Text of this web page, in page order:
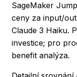
SageMaker
ceny za input/
Claude 3 Haiku.
investice; pro
benefit analýza.